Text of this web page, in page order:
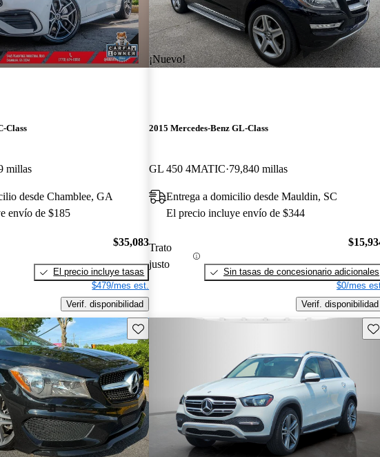
Class
millas
desde Chamblee, GA
envío de $185
$35,083
El precio incluye tasas
$479/mes est.
Verif. disponibilidad
¡Nuevo!
2015 Mercedes-Benz GL-Class
GL 450 4MATIC 79,840 millas
Entrega a domicilio desde Mauldin, SC
El precio incluye envío de $344
Trato
justo
Sin tasas de concesionario adicionales
$0/mes
Verif. disponibilidad
Guarda este Aviso